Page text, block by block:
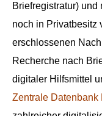
Briefregistratur)
noch in Privatbesitz
erschlossenen
Recherche nach
digitaler Hilfsmittel
Zentrale Datenbank